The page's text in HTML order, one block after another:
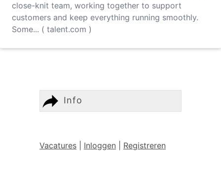
close-knit team, working together to support
customers and keep everything running smoothly.
Some... ( talent.com )
Info
Vacatures Inloggen Registreren